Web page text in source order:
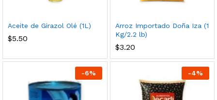
Aceite de Girazol Olé (1L)
$5.50
Arroz Importado Doña Iza (1
Kg/2.2 lb)
$3.20
-6% -4%